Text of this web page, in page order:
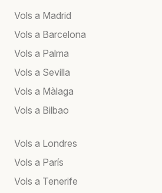
Vols a Madrid
Vols a Barcelona
Vols a Palma
Vols a Sevilla
Vols a Màlaga
Vols a Bilbao
Vols a Londres
Vols a París
Vols a Tenerife